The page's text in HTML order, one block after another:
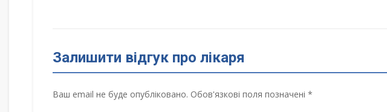
Залишити відгук про лікаря
Ваш email не буде опубліковано. Обов'язкові поля позначені *